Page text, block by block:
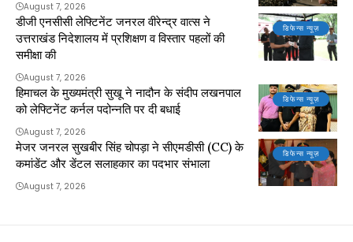
August 7, 2026
डिफेन्स न्यूज़
डीजी एनसीसी लेफ्टिनेंट जनरल वीरेन्द्र वात्स ने
उत्तराखंड निदेशालय में प्रशिक्षण व विस्तार पहलों की
समीक्षा की
August 7, 2026
डिफेन्स न्यूज़
हिमाचल के मुख्यमंत्री सुखू ने नादौन के संदीप लखनपाल
को लेफ्टिनेंट कर्नल पदोन्नति पर दी बधाई
August 7, 2026
डिफेन्स न्यूज़
मेजर जनरल सुखबीर सिंह चोपड़ा ने सीएमडीसी (CC) के
कमांडेंट और डेंटल सलाहकार का पदभार संभाला
August 7, 2026